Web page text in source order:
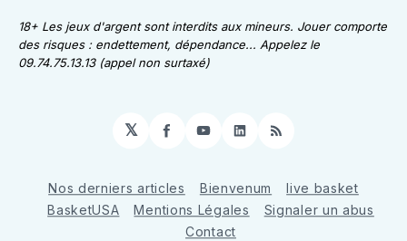
18+ Les jeux d'argent sont interdits aux mineurs. Jouer comporte
des risques : endettement, dépendance... Appelez le
09.74.75.13.13 (appel non surtaxé)
𝕏 Facebook
YouTube
LinkedIn
RSS
Nos derniers articles Bienvenum
live basket
BasketUSA
Mentions Légales
Signaler un abus
Contact